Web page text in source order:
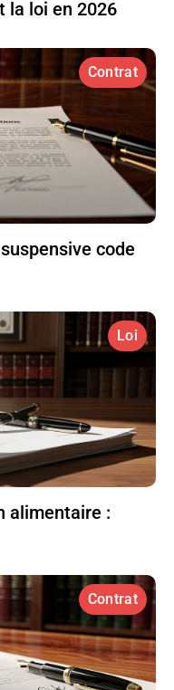
la loi en 2026
Contrat
code
Loi
alimentaire :
Contrat